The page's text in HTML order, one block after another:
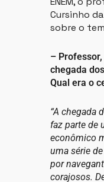
Cursinho
sobre o
–
chegada
Qual era o
“A chegada
faz parte de
econômico
uma série
por
corajosos.